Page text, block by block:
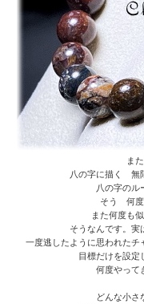
ま
八の字に描く 無
八の字のル
そう 何度
また何度も
そうなんです。実
一度逃したように思われたチ
目標だけを設
何度やって
どんな小さ